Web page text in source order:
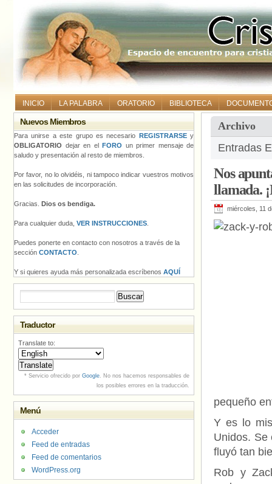
INICIO LA PALABRA ORATORIO BIBLIOTECA
Archivo
Entradas
Nos
llamada.
miércoles, 11
pequeño
Y es lo
Unidos. Se
fluyó tan
Rob y
Nuevos Miembros
Para unirse a este grupo es necesario REGISTRARSEy
OBLIGATORIO dejar en el FORO un primer mensaje de
saludo y presentación al resto de miembros.
Por favor, no lo olvidéis, ni tampoco indicar vuestros motivos
en las solicitudes de incorporación.
Gracias. Dios os bendiga.
Para cualquier duda, VER INSTRUCCIONES
Puedes ponerte en contacto con nosotros a través de la
sección CONTACTO
Y si quieres ayuda más personalizada escríbenos AQUÍ
Traductor
Translate to:
* Servicio ofrecido por Google. No nos hacemos responsables de
los posibles errores en la traducción.
Menú
Acceder
Feed de entradas
Feed de comentarios
WordPress.org